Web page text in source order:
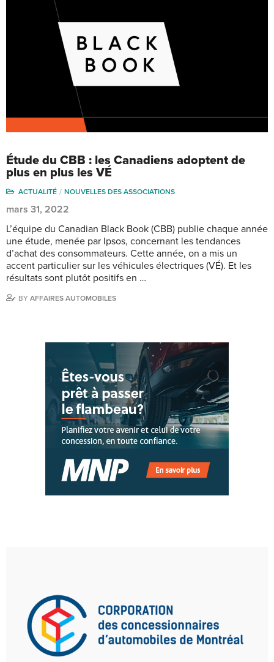
Étude du CBB : les Canadiens adoptent de
plus en plus les VÉ
ACTUALITÉ NOUVELLES DES ASSOCIATIONS
mars 31, 2022
L’équipe du Canadian Black Book (CBB) publie chaque année
une étude, menée par Ipsos, concernant les tendances
d’achat des consommateurs. Cette année, on a mis un
accent particulier sur les véhicules électriques (VÉ). Et les
résultats sont plutôt positifs en …
BY AFFAIRES AUTOMOBILES